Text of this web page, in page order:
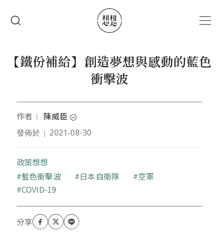
【鐵份補給】創造夢想與感動的藍色
衝擊波
作者 ｜ 陳威臣 expand_circle_down
媒體工作者，資深政治幕僚，專長天上飛的、地上跑
當家庭煮夫，順便觀察日本政經及文化史地。
發佈於 ｜ 2021-08-30
政策想想
關鍵字
藍色衝擊波 日本自衛隊
空軍
COVID-19